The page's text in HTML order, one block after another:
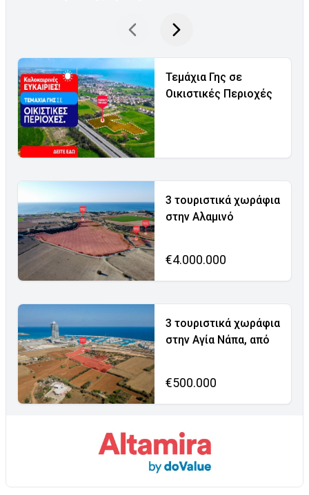
Τεμάχια Γης σε
Οικιστικές Περιοχές
3 τουριστικά χωράφια
στην Αλαμινό
€4.000.000
3 τουριστικά χωράφια
στην Αγία Νάπα, από
€500.000